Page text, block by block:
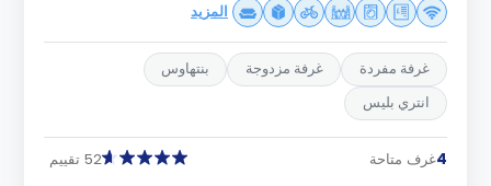
المزيد
غرفة مفردة غرفة مزدوجة
بنتهاوس
انتري بليس
4غرف متاحة 52 تقييم